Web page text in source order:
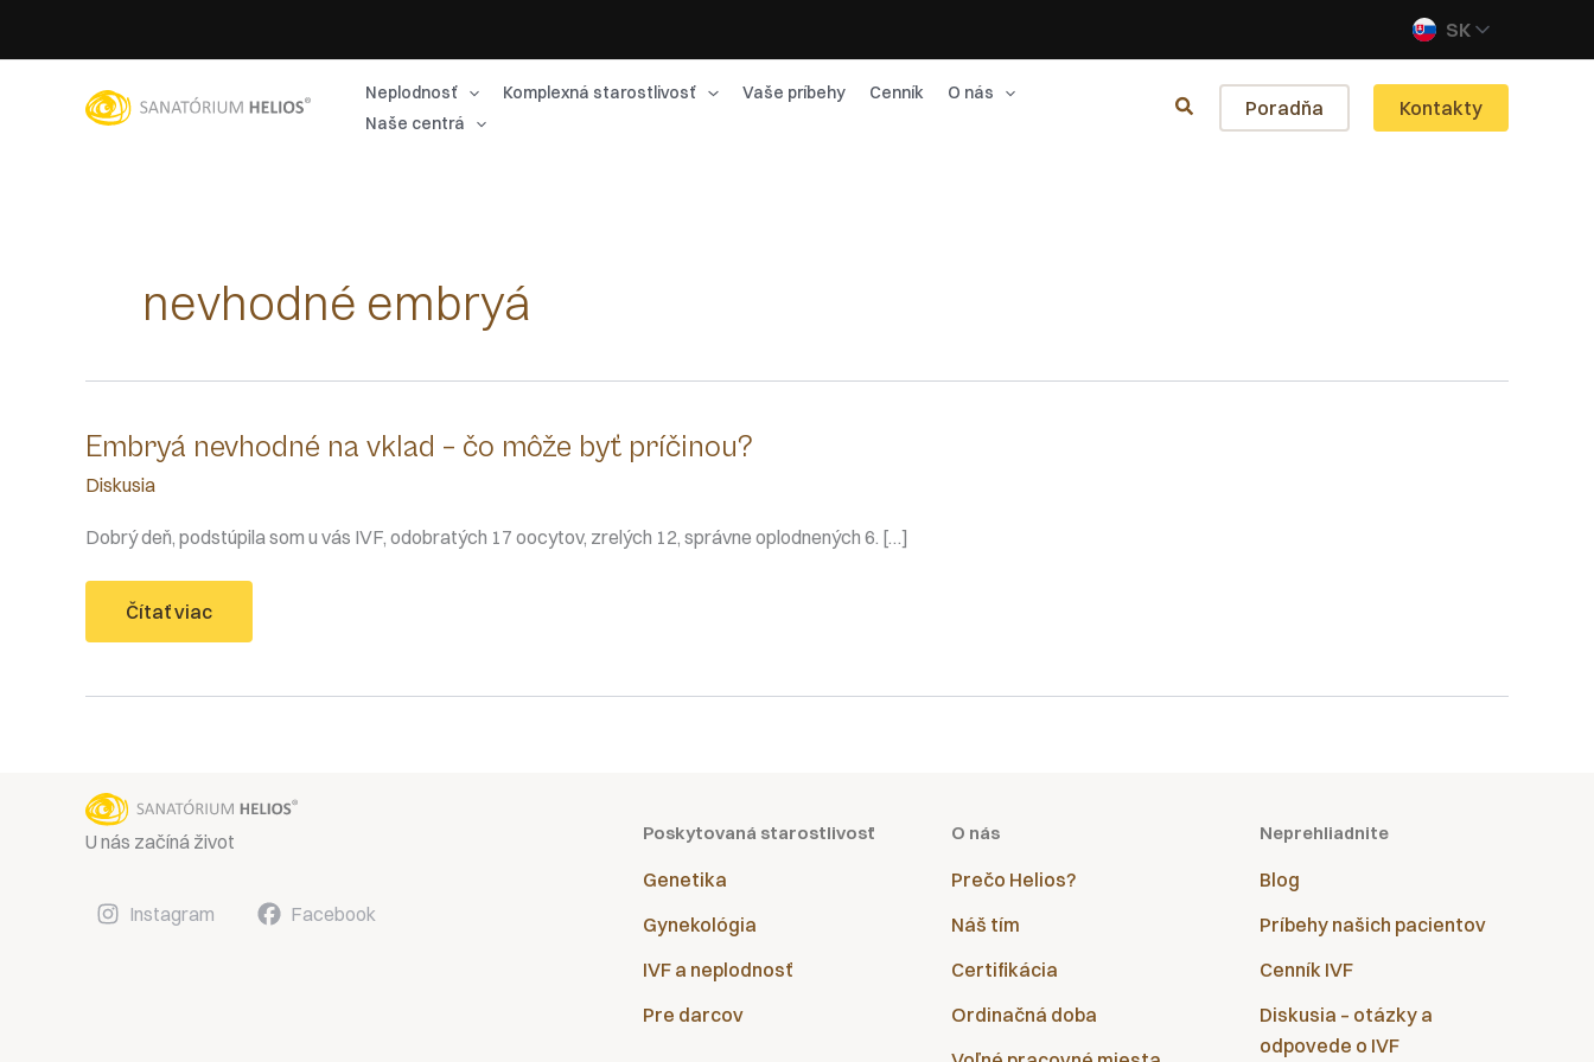
SK
Neplodnosť Komplexná starostlivosť Vaše príbehy Cenník
O nás
Naše centrá
Poradňa Kontakty
nevhodné embryá
Embryá nevhodné na vklad – čo môže byť príčinou?
Diskusia
Dobrý deň, podstúpila som u vás IVF, odobratých 17 oocytov, zrelých 12, správne oplodnených 6. […]
Embryá
na
Čítať viac
U nás začíná život
Instagram Facebook
Poskytovaná starostlivosť
Genetika
Gynekológia
IVF a neplodnosť
Pre darcov
O nás
Prečo Helios?
Náš tím
Certifikácia
Ordinačná doba
Neprehliadnite
Blog
Príbehy našich pacientov
Cenník IVF
Diskusia – otázky a
odpovede o IVF